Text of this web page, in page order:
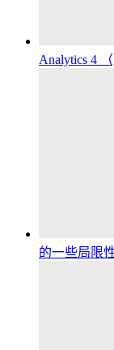
Analytics 4
的一些局限